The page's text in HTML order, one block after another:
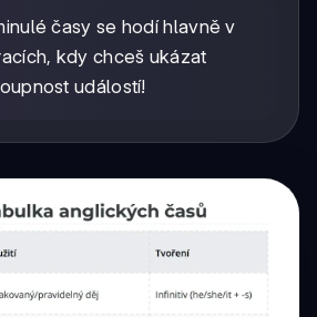
časy se hodí hlavně v
kdy chceš ukázat
událostí!